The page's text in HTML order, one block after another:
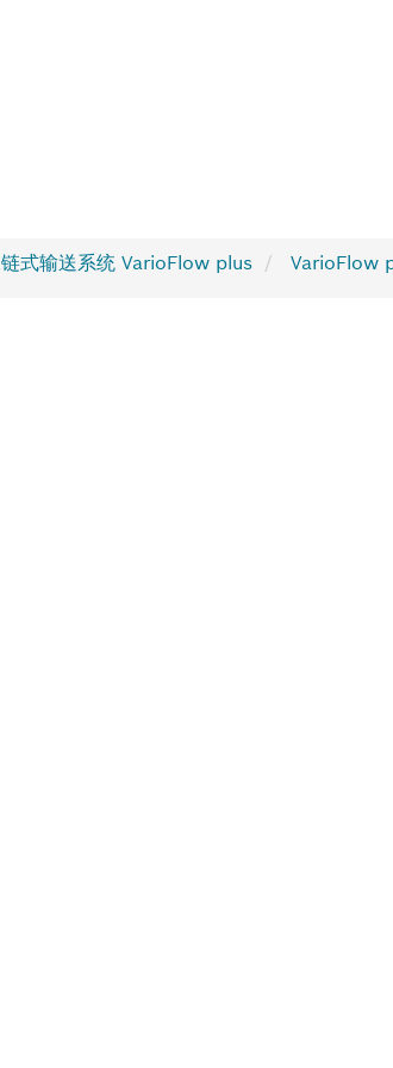
链式输送系统 VarioFlow plus VarioFlow